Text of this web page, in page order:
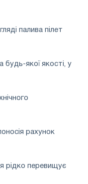
палива пілет
якої якості, у
рахунок
рідко перевищує